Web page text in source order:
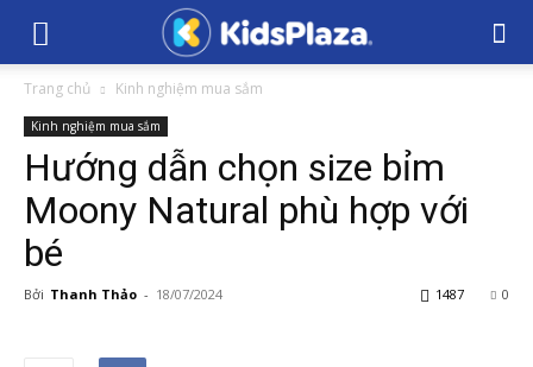
Trang chủ Kinh nghiệm mua sắm
Kinh nghiệm mua sắm
Hướng dẫn chọn size bỉm
Moony Natural phù hợp với
bé
Bởi Thanh Thảo - 18/07/2024 0
1487